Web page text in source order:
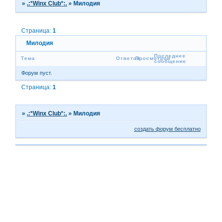
».:*Winx Club*:. »Милодия
Милодия
Страница:1
Тема ОтветовПросмотров
Последнее
сообщение
Форум пуст.
Страница:1
».:*Winx Club*:. »Милодия
создать форум бесплатно